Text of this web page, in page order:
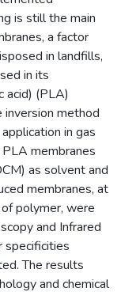
is still the main
a factor
in landfills,
in its
acid) (PLA)
method
in gas
membranes
as solvent and
membranes, at
polymer, were
and Infrared
specificities
The results
and chemical